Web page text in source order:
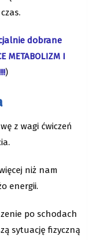
dobrane
METABOLIZM I
)
z wagi ćwiczeń
niż nam
energii.
po schodach
sytuację fizyczną